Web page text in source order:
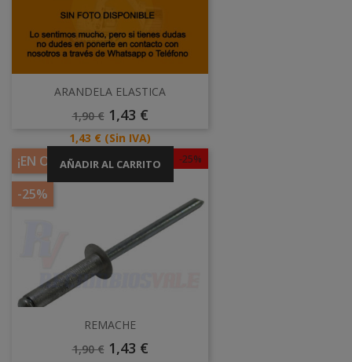
ARANDELA ELASTICA
Precio
1,90 € Precio
1,43 €
Precio
1,43 € (Sin IVA)
AÑADIR AL CARRITO -25%
¡EN OFERTA!
-25%
REMACHE
Precio
1,90 € Precio
1,43 €